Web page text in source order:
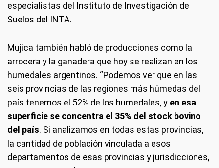
especialistas del Instituto de Investigación de
Suelos del INTA.
Mujica también habló de producciones como la
arrocera y la ganadera que hoy se realizan en los
humedales argentinos. “Podemos ver que en las
seis provincias de las regiones más húmedas del
país tenemos el 52% de los humedales, y en esa
superficie se concentra el 35% del stock bovino
del país. Si analizamos en todas estas provincias,
la cantidad de población vinculada a esos
departamentos de esas provincias y jurisdicciones,